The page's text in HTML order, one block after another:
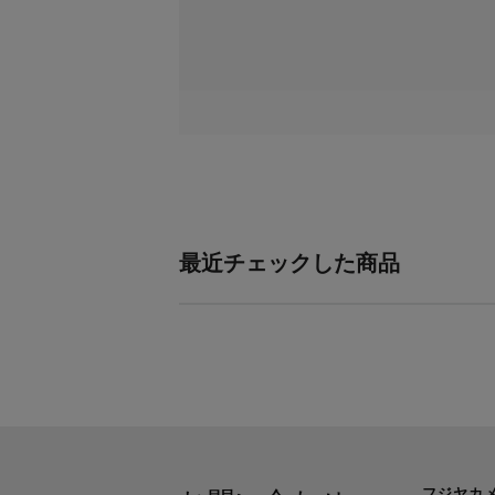
最近チェックした商品